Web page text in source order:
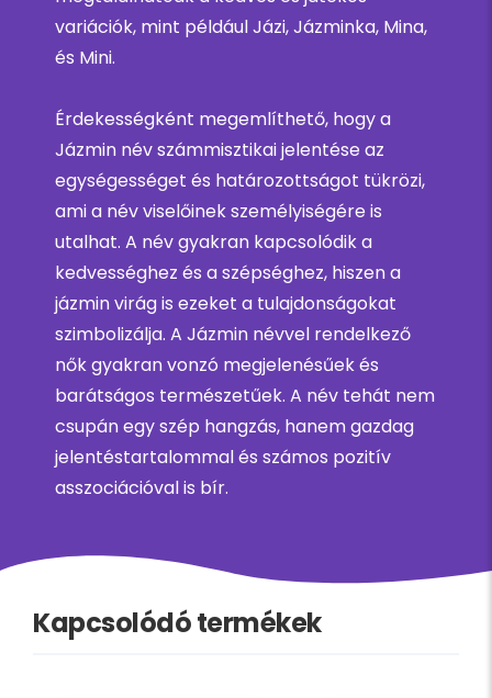
variációk, mint például Jázi, Jázminka, Mina,
és Mini.
Érdekességként megemlíthető, hogy a
Jázmin név számmisztikai jelentése az
egységességet és határozottságot tükrözi,
ami a név viselőinek személyiségére is
utalhat. A név gyakran kapcsolódik a
kedvességhez és a szépséghez, hiszen a
jázmin virág is ezeket a tulajdonságokat
szimbolizálja. A Jázmin névvel rendelkező
nők gyakran vonzó megjelenésűek és
barátságos természetűek. A név tehát nem
csupán egy szép hangzás, hanem gazdag
jelentéstartalommal és számos pozitív
asszociációval is bír.
Kapcsolódó termékek